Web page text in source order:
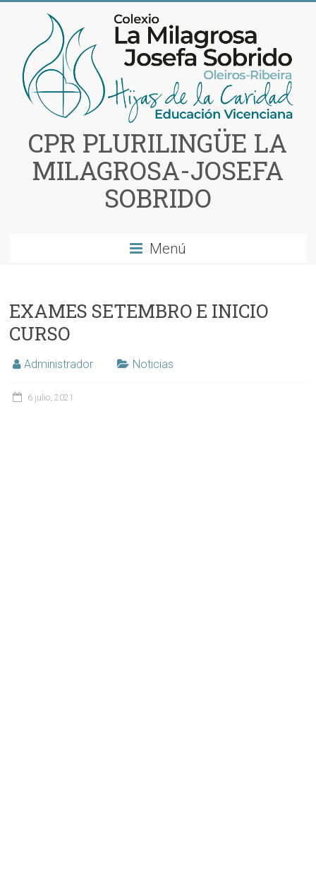
contenido
CPR PLURILINGÜE LA
MILAGROSA-JOSEFA
SOBRIDO
Menú
EXAMES SETEMBRO E INICIO
CURSO
Administrador Noticias
6 julio, 2021